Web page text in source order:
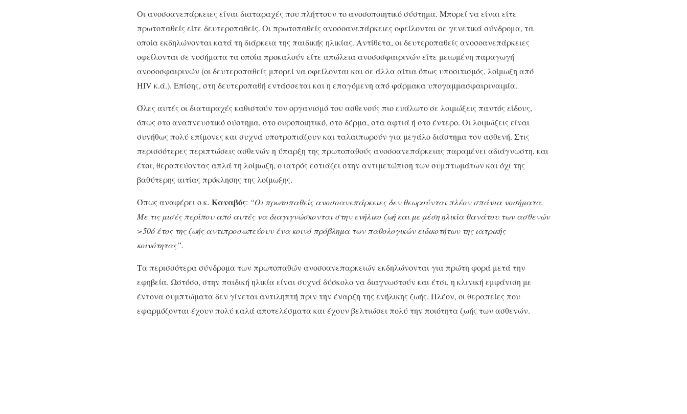
Οι ανοσοανεπάρκειες είναι διαταραχές που πλήττουν το ανοσοποιητικό σύστημα. Μπορεί να είναι είτε
πρωτοπαθείς είτε δευτεροπαθείς. Οι πρωτοπαθείς ανοσοανεπάρκειες οφείλονται σε γενετικά σύνδρομα, τα
οποία εκδηλώνονται κατά τη διάρκεια της παιδικής ηλικίας. Αντίθετα, οι δευτεροπαθείς ανοσοανεπάρκειες
οφείλονται σε νοσήματα τα οποία προκαλούν είτε απώλεια ανοσοσφαιρινών είτε μειωμένη παραγωγή
ανοσοσφαιρινών (οι δευτεροπαθείς μπορεί να οφείλονται και σε άλλα αίτια όπως υποσιτισμός, λοίμωξη από
HIV κ.ά.). Επίσης, στη δευτεροπαθή εντάσσεται και η επαγόμενη από φάρμακα υπογαμμασφαιριναιμία.
Όλες αυτές οι διαταραχές καθιστούν τον οργανισμό του ασθενούς πιο ευάλωτο σε λοιμώξεις παντός είδους,
όπως στο αναπνευστικό σύστημα, στο ουροποιητικό, στο δέρμα, στα αφτιά ή στο έντερο. Οι λοιμώξεις είναι
συνήθως πολύ επίμονες και συχνά υποτροπιάζουν και ταλαιπωρούν για μεγάλο διάστημα τον ασθενή. Στις
περισσότερες περιπτώσεις ασθενών η ύπαρξη της πρωτοπαθούς ανοσοανεπάρκειας παραμένει αδιάγνωστη, και
έτσι, θεραπεύοντας απλά τη λοίμωξη, ο ιατρός εστιάζει στην αντιμετώπιση των συμπτωμάτων και όχι της
βαθύτερης αιτίας πρόκλησης της λοίμωξης.
Όπως αναφέρει ο κ. Καναβός: “Οι πρωτοπαθείς ανοσοανεπάρκειες δεν θεωρούνται πλέον σπάνια νοσήματα.
Με τις μισές περίπου από αυτές να διαγιγνώσκονται στην ενήλικο ζωή και με μέση ηλικία θανάτου των ασθενών
>50ό έτος της ζωής αντιπροσωπεύουν ένα κοινό πρόβλημα των παθολογικών ειδικοτήτων της ιατρικής
κοινότητας”.
Τα περισσότερα σύνδρομα των πρωτοπαθών ανοσοανεπαρκειών εκδηλώνονται για πρώτη φορά μετά την
εφηβεία. Ωστόσο, στην παιδική ηλικία είναι συχνά δύσκολο να διαγνωστούν και έτσι, η κλινική εμφάνιση με
έντονα συμπτώματα δεν γίνεται αντιληπτή πριν την έναρξη της ενήλικης ζωής. Πλέον, οι θεραπείες που
εφαρμόζονται έχουν πολύ καλά αποτελέσματα και έχουν βελτιώσει πολύ την ποιότητα ζωής των ασθενών.